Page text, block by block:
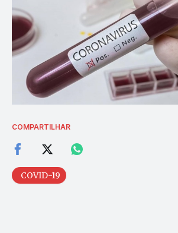
COMPARTILHAR
COVID-19